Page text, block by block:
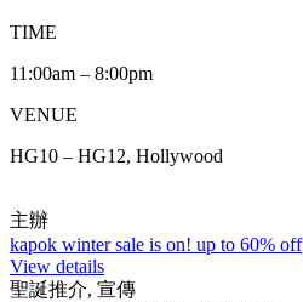
TIME
11:00am – 8:00pm
VENUE
HG10 – HG12, Hollywood
主辦
kapok winter sale is on! up to 60% off
View details
聖誕推介, 宣傳